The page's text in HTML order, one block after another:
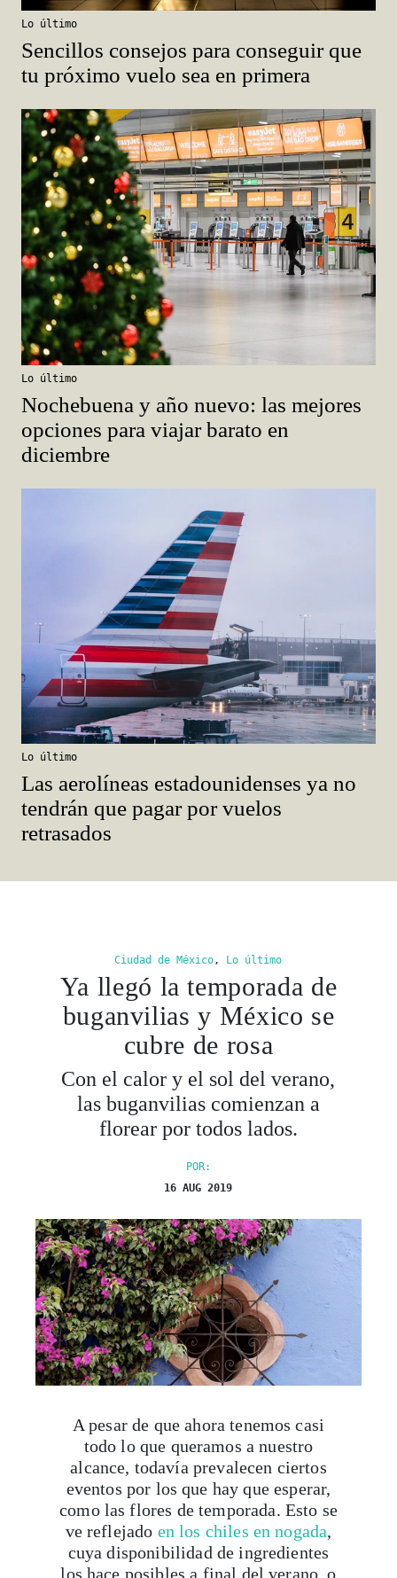
Lo último
Sencillos consejos para conseguir que
tu próximo vuelo sea en primera
Lo último
Nochebuena y año nuevo: las mejores
opciones para viajar barato en
diciembre
Lo último
Las aerolíneas estadounidenses ya no
tendrán que pagar por vuelos
retrasados
Ciudad de México, Lo último
Ya llegó la temporada de
buganvilias y México se
cubre de rosa
Con el calor y el sol del verano,
las buganvilias comienzan a
florear por todos lados.
POR:
16 AUG 2019
A pesar de que ahora tenemos casi
todo lo que queramos a nuestro
alcance, todavía prevalecen ciertos
eventos por los que hay que esperar,
como las flores de temporada. Esto se
ve reflejado en los chiles en nogada,
cuya disponibilidad de ingredientes
los hace posibles a final del verano, o